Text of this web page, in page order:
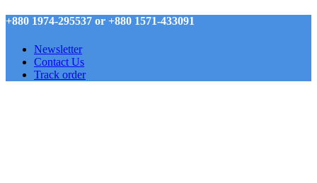
+880 1974-295537 or +880 1571-433091
Newsletter
Contact Us
Track order